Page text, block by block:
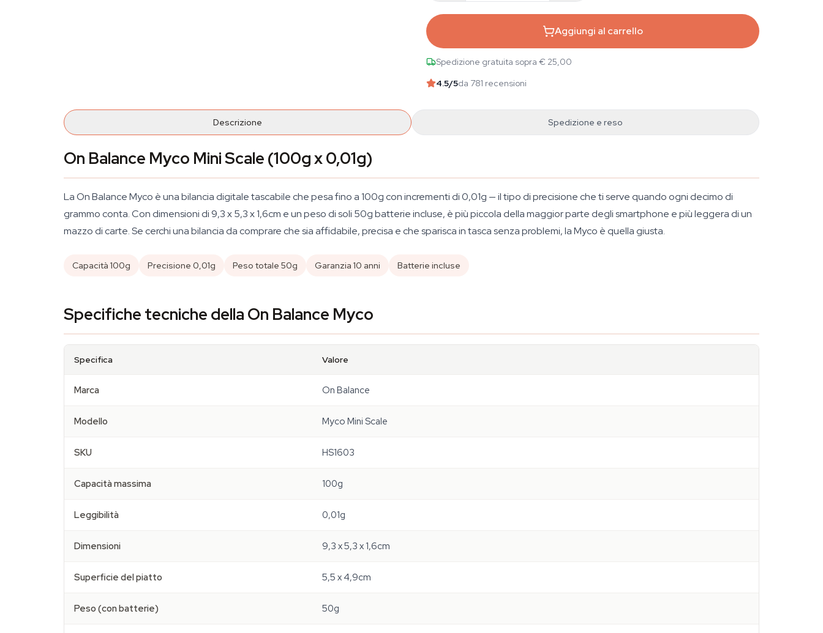
Aggiungi al carrello
Spedizione gratuita sopra € 25,00
4.5/5da 781 recensioni
Descrizione Spedizione e reso
On Balance Myco Mini Scale (100g x 0,01g)
La On Balance Myco è una bilancia digitale tascabile che pesa fino a 100g con incrementi di 0,01g — il tipo di precisione che ti serve quando ogni decimo di
grammo conta. Con dimensioni di 9,3 x 5,3 x 1,6cm e un peso di soli 50g batterie incluse, è più piccola della maggior parte degli smartphone e più leggera di un
mazzo di carte. Se cerchi una bilancia da comprare che sia affidabile, precisa e che sparisca in tasca senza problemi, la Myco è quella giusta.
Capacità 100g Precisione 0,01g Peso totale 50g Garanzia 10 anni Batterie incluse
Specifiche tecniche della On Balance Myco
Specifica Valore
Marca On Balance
Modello Myco Mini Scale
SKU HS1603
Capacità massima 100g
Leggibilità 0,01g
Dimensioni 9,3 x 5,3 x 1,6cm
Superficie del piatto 5,5 x 4,9cm
Peso (con batterie) 50g